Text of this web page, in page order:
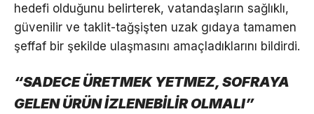
hedefi olduğunu belirterek, vatandaşların sağlıklı,
güvenilir ve taklit-tağşişten uzak gıdaya tamamen
şeffaf bir şekilde ulaşmasını amaçladıklarını bildirdi.
“SADECE ÜRETMEK YETMEZ, SOFRAYA
GELEN ÜRÜN İZLENEBİLİR OLMALI”